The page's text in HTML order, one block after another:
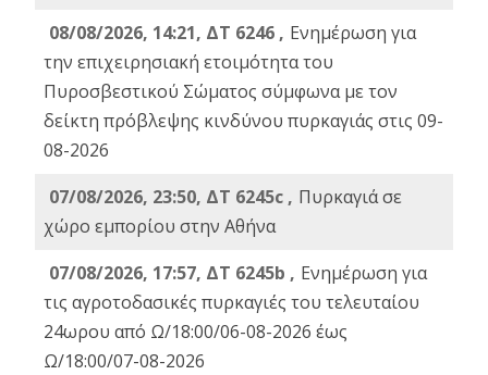
08/08/2026, 14:21, ΔΤ 6246 , Ενημέρωση για
την επιχειρησιακή ετοιμότητα του
Πυροσβεστικού Σώματος σύμφωνα με τον
δείκτη πρόβλεψης κινδύνου πυρκαγιάς στις 09-
08-2026
07/08/2026, 23:50, ΔΤ 6245c , Πυρκαγιά σε
χώρο εμπορίου στην Αθήνα
07/08/2026, 17:57, ΔΤ 6245b , Ενημέρωση για
τις αγροτοδασικές πυρκαγιές του τελευταίου
24ωρου από Ω/18:00/06-08-2026 έως
Ω/18:00/07-08-2026